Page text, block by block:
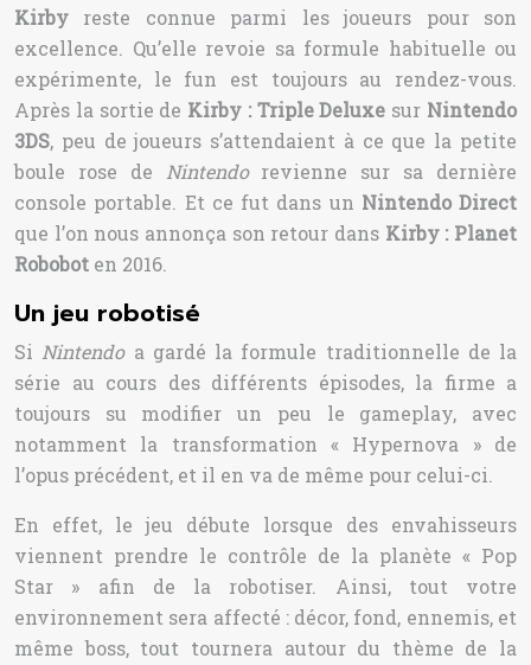
Kirby reste connue parmi les joueurs pour son
excellence. Qu’elle revoie sa formule habituelle ou
expérimente, le fun est toujours au rendez-vous.
Après la sortie de Kirby : Triple Deluxe sur Nintendo
3DS, peu de joueurs s’attendaient à ce que la petite
boule rose de
Nintendorevienne sur sa dernière
console portable. Et ce fut dans un Nintendo Direct
que l’on nous annonça son retour dans Kirby : Planet
Robobot en 2016.
Un jeu robotisé
Si Nintendoa gardé la formule traditionnelle de la
série au cours des différents épisodes, la firme a
toujours su modifier un peu le gameplay, avec
notamment la transformation « Hypernova » de
l’opus précédent, et il en va de même pour celui-ci.
En effet, le jeu débute lorsque des envahisseurs
viennent prendre le contrôle de la planète « Pop
Star » afin de la robotiser. Ainsi, tout votre
environnement sera affecté : décor, fond, ennemis, et
même boss, tout tournera autour du thème de la